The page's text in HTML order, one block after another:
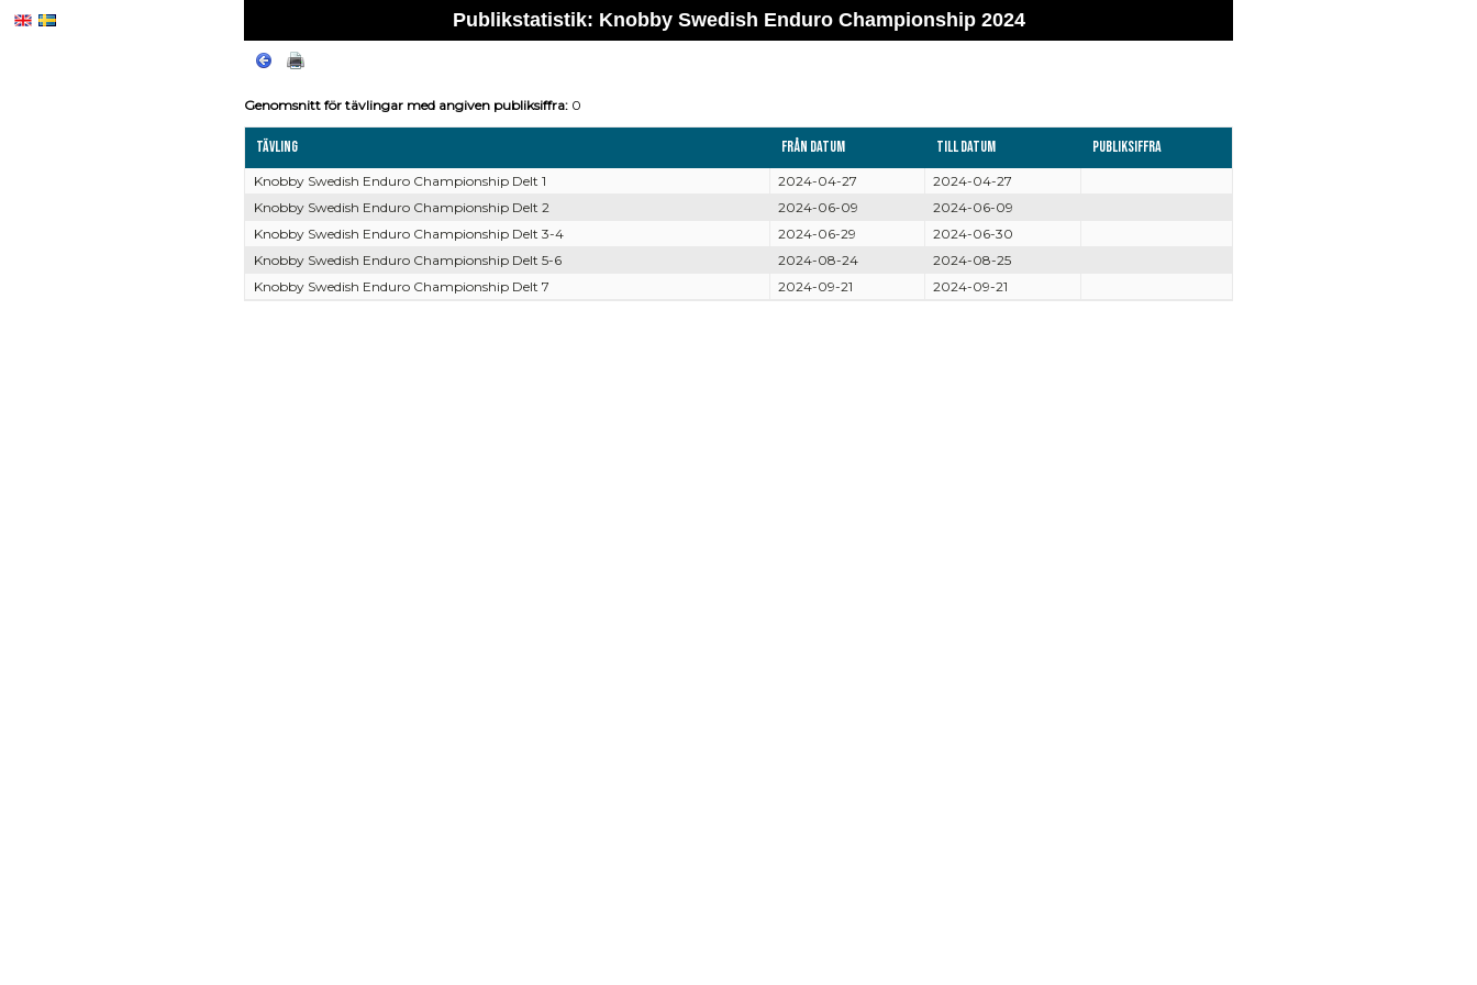
Publikstatistik: Knobby Swedish Enduro Championship 2024
Genomsnitt för tävlingar med angiven publiksiffra: 0
Tävling Från datum Till datum Publiksiffra
Knobby Swedish Enduro Championship Delt 1 2024-04-27
2024-04-27
Knobby Swedish Enduro Championship Delt 2
2024-06-09
2024-06-09
Knobby Swedish Enduro Championship Delt 3-4
2024-06-29
2024-06-30
Knobby Swedish Enduro Championship Delt 5-6
2024-08-24
2024-08-25
Knobby Swedish Enduro Championship Delt 7
2024-09-21 2024-09-21